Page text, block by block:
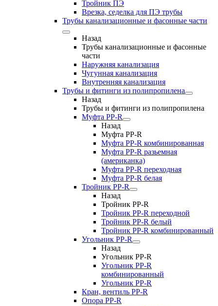
Тройник ПЭ
Врезка, седелка для ПЭ трубы
Трубы канализационные и фасонные части
Назад
Трубы канализационные и фасонные
части
Наружняя канализация
Чугунная канализация
Внутренняя канализация
Трубы и фитинги из полипропилена
Назад
Трубы и фитинги из полипропилена
Муфта PP-R
Назад
Муфта PP-R
Муфта РР-R комбинированная
Муфта РР-R разьемная
(американка)
Муфта РР-R переходная
Муфта РР-R белая
Тройник PP-R
Назад
Тройник PP-R
Тройник РР-R переходной
Тройник РР-R белый
Тройник РР-R комбинированный
Угольник PP-R
Назад
Угольник PP-R
Угольник РР-R
комбинированный
Угольник РР-R
Кран, вентиль PP-R
Опора PP-R